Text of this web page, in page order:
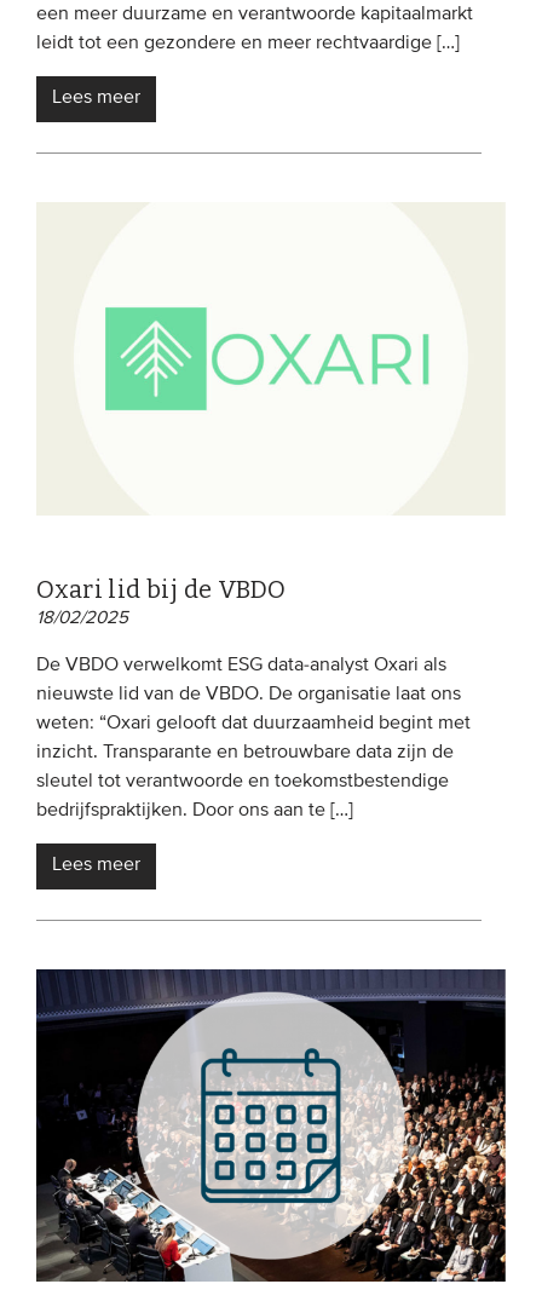
een meer duurzame en verantwoorde kapitaalmarkt
leidt tot een gezondere en meer rechtvaardige […]
Lees meer
Oxari lid bij de VBDO
18/02/2025
De VBDO verwelkomt ESG data-analyst Oxari als
nieuwste lid van de VBDO. De organisatie laat ons
weten: “Oxari gelooft dat duurzaamheid begint met
inzicht. Transparante en betrouwbare data zijn de
sleutel tot verantwoorde en toekomstbestendige
bedrijfspraktijken. Door ons aan te […]
Lees meer